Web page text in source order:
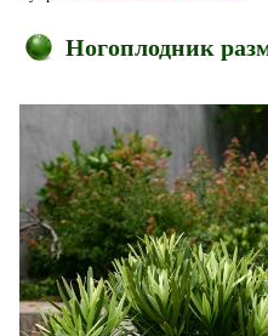
Ногоплодник